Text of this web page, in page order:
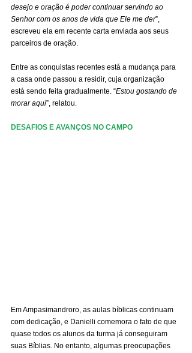
desejo e oração é poder continuar servindo ao
Senhor com os anos de vida que Ele me der”,
escreveu ela em recente carta enviada aos seus
parceiros de oração.
Entre as conquistas recentes está a mudança para
a casa onde passou a residir, cuja organização
está sendo feita gradualmente. “Estou gostando de
morar aqui”, relatou.
DESAFIOS E AVANÇOS NO CAMPO
Em Ampasimandroro, as aulas bíblicas continuam
com dedicação, e Danielli comemora o fato de que
quase todos os alunos da turma já conseguiram
suas Bíblias. No entanto, algumas preocupações